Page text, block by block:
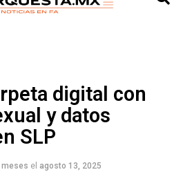
digital con
y datos
SLP
meses el agosto 13, 2025